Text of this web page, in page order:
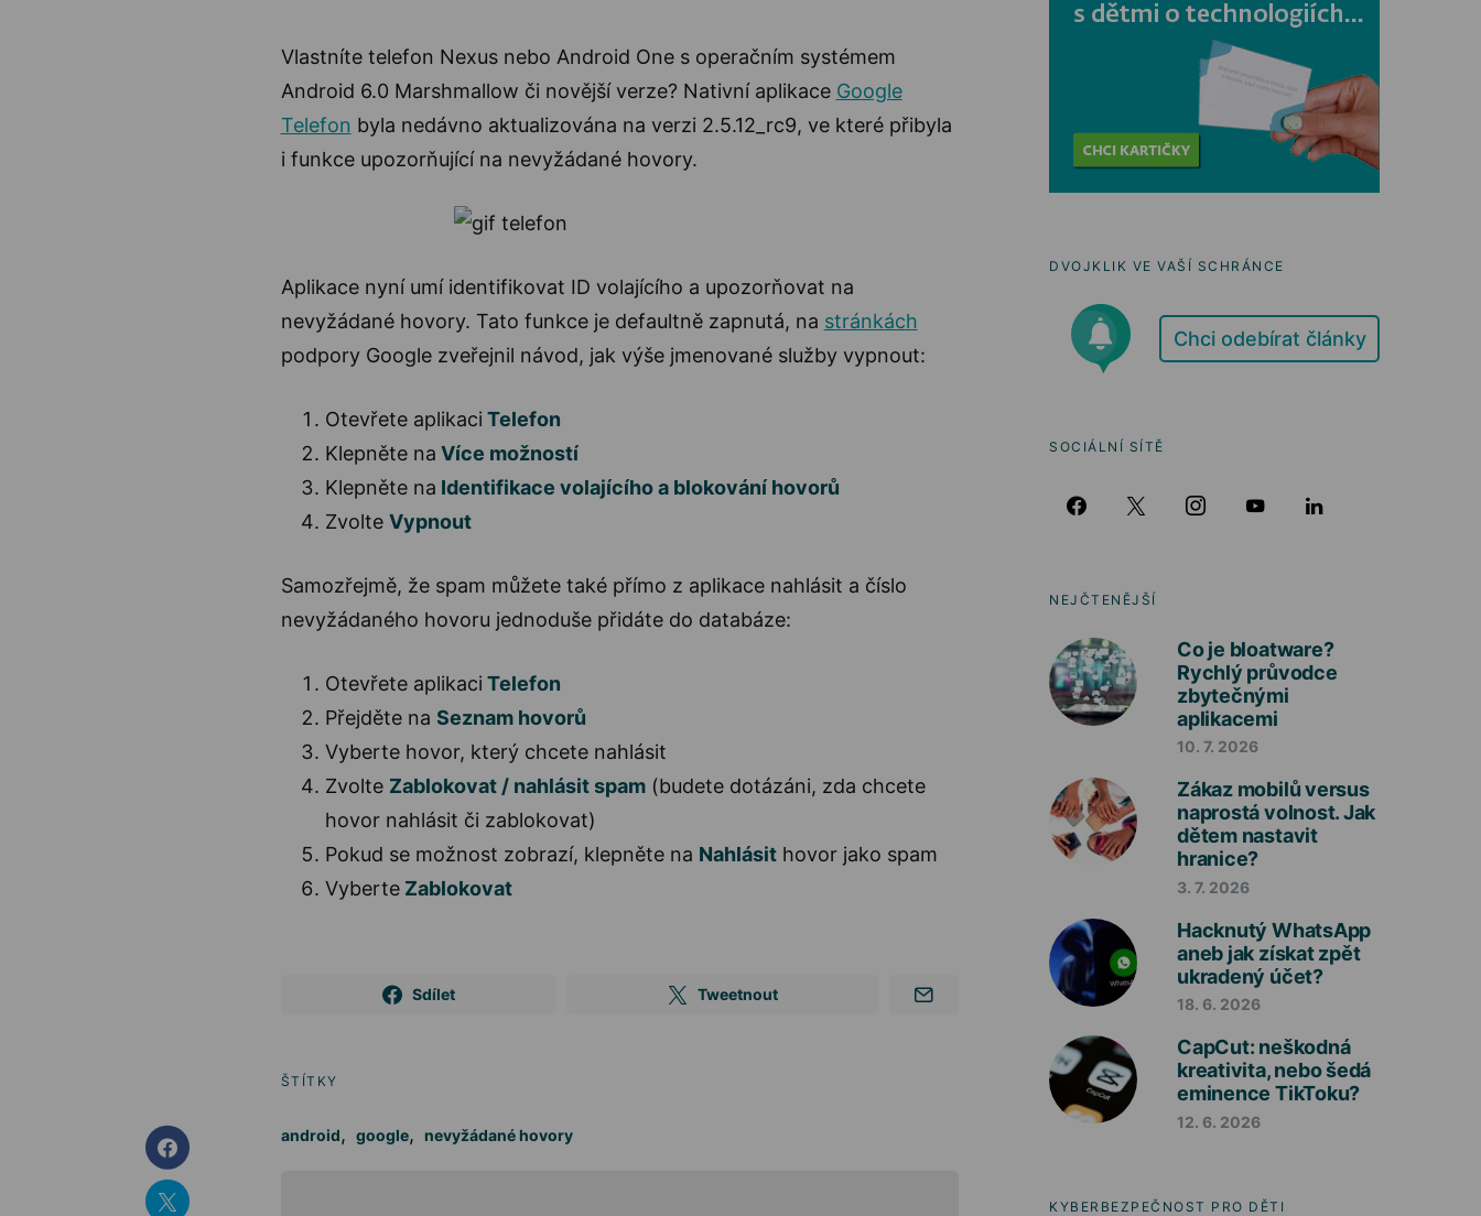
Vlastníte telefon Nexus nebo Android One s operačním systémem
Android 6.0 Marshmallow či novější verze? Nativní aplikace Google
Telefon byla nedávno aktualizována na verzi 2.5.12_rc9, ve které přibyla
i funkce upozorňující na nevyžádané hovory.
Aplikace nyní umí identifikovat ID volajícího a upozorňovat na
nevyžádané hovory. Tato funkce je defaultně zapnutá, na stránkách
podpory Google zveřejnil návod, jak výše jmenované služby vypnout:
Otevřete aplikaci Telefon
Klepněte na Více možností
Klepněte na Identifikace volajícího a blokování hovorů
Zvolte Vypnout
Samozřejmě, že spam můžete také přímo z aplikace nahlásit a číslo
nevyžádaného hovoru jednoduše přidáte do databáze:
Otevřete aplikaci Telefon
Přejděte na Seznam hovorů
Vyberte hovor, který chcete nahlásit
Zvolte Zablokovat / nahlásit spam(budete dotázáni, zda chcete
hovor nahlásit či zablokovat)
Pokud se možnost zobrazí, klepněte na Nahlásithovor jako spam
VyberteZablokovat
Sdílet Tweetnout
ŠTÍTKY
android, google, nevyžádané hovory
DVOJKLIK VE VAŠÍ SCHRÁNCE
Chci odebírat články
SOCIÁLNÍ SÍTĚ
NEJČTENĚJŠÍ
Co je bloatware?
Rychlý průvodce
zbytečnými
aplikacemi
10. 7. 2026
Zákaz mobilů versus
naprostá volnost. Jak
dětem nastavit
hranice?
3. 7. 2026
Hacknutý WhatsApp
aneb jak získat zpět
ukradený účet?
18. 6. 2026
CapCut: neškodná
kreativita, nebo šedá
eminence TikToku?
12. 6. 2026
KYBERBEZPEČNOST PRO DĚTI